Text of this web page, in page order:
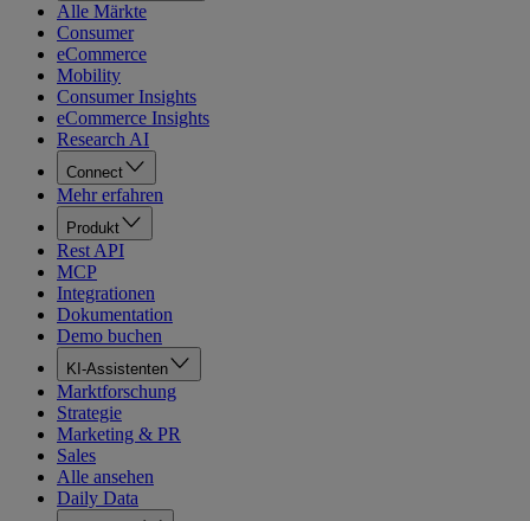
Alle Märkte
Consumer
eCommerce
Mobility
Consumer Insights
eCommerce Insights
Research AI
Connect
Mehr erfahren
Produkt
Rest API
MCP
Integrationen
Dokumentation
Demo buchen
KI-Assistenten
Marktforschung
Strategie
Marketing & PR
Sales
Alle ansehen
Daily Data